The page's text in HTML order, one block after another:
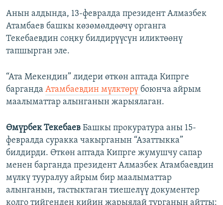
Анын алдында, 13-февралда президент Алмазбек
Атамбаев башкы көзөмөлдөөчү органга
Текебаевдин соңку билдирүүсүн иликтөөнү
тапшырган эле.
“Ата Мекендин” лидери өткөн аптада Кипрге
барганда Атамбаевдин мүлктөрү боюнча айрым
маалыматтар алынганын жарыялаган.
Өмүрбек Текебаев Башкы прокуратура аны 15-
февралда суракка чакырганын “Азаттыкка”
билдирди. Өткөн аптада Кипрге жумушчу сапар
менен барганда президент Алмазбек Атамбаевдин
мүлкү тууралуу айрым бир маалыматтар
алынганын, тастыктаган тиешелүү документер
колго тийгенден кийин жарыялай турганын айтты: